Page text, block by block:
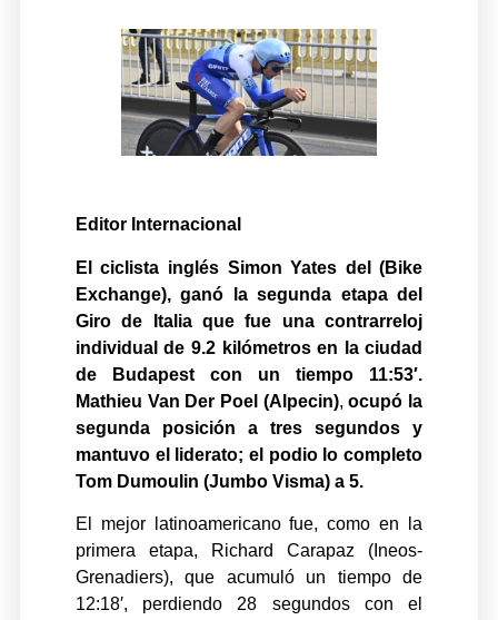
Editor Internacional
El ciclista inglés Simon Yates del (Bike
Exchange), ganó la segunda etapa del
Giro de Italia que fue una contrarreloj
individual de 9.2 kilómetros en la ciudad
de Budapest con un tiempo 11:53′.
Mathieu Van Der Poel (Alpecin),ocupó la
segunda posición a tres segundos y
mantuvo el liderato; el podio lo completo
Tom Dumoulin (Jumbo Visma) a 5.
El mejor latinoamericano fue, como en la
primera etapa, Richard Carapaz (Ineos-
Grenadiers), que acumuló un tiempo de
12:18′, perdiendo 28 segundos con el